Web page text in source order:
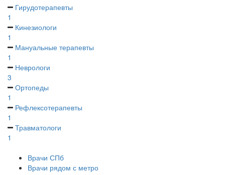
Гирудотерапевты
1
Кинезиологи
1
Мануальные терапевты
1
Неврологи
3
Ортопеды
1
Рефлексотерапевты
1
Травматологи
1
Врачи СПб
Врачи рядом с метро